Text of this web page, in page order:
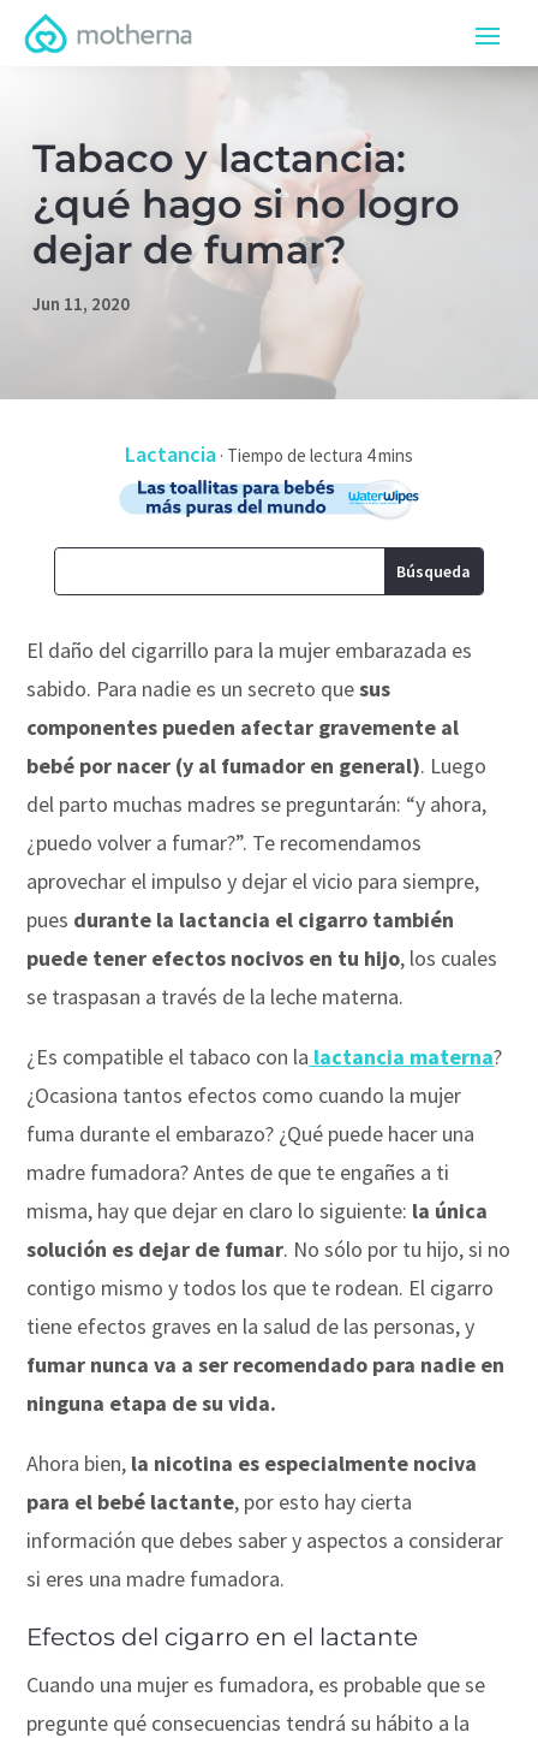
Tabaco y lactancia:
¿qué hago si no logro
dejar de fumar?
Jun 11, 2020
Lactancia·
El daño del cigarrillo para la mujer embarazada es
sabido. Para nadie es un secreto quesus
componentes pueden afectar gravemente al
bebé por nacer (y al fumador en general). Luego
del parto muchas madres se preguntarán: “y ahora,
¿puedo volver a fumar?”. Te recomendamos
aprovechar el impulso y dejar el vicio para siempre,
pues durante la lactancia el cigarro también
puede tener efectos nocivos en tu hijo, los cuales
se traspasan a través de la leche materna.
¿Es compatible el tabaco con la lactancia materna?
¿Ocasiona tantos efectos como cuando la mujer
fuma durante el embarazo? ¿Qué puede hacer una
madre fumadora? Antes de que te engañes a ti
misma, hay que dejar en claro lo siguiente: la única
solución es dejar de fumar. No sólo por tu hijo, si no
contigo mismo y todos los que te rodean. El cigarro
tiene efectos graves en la salud de las personas, y
fumar nunca va a ser recomendado para nadie en
ninguna etapa de su vida.
Ahora bien, la nicotina es especialmente nociva
para el bebé lactante, por esto hay cierta
información que debes saber y aspectos a considerar
si eres una madre fumadora.
Efectos del cigarro en el lactante
Cuando una mujer es fumadora, es probable que se
pregunte qué consecuencias tendrá su hábito a la